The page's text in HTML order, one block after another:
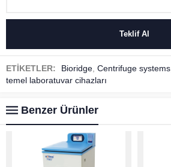
ETİKETLER: Bioridge Centrifuge systems
temel laboratuvar cihazları
Benzer Ürünler